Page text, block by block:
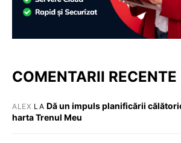
COMENTARII RECENTE
ALEX LA Dă un impuls planificării
harta Trenul Meu